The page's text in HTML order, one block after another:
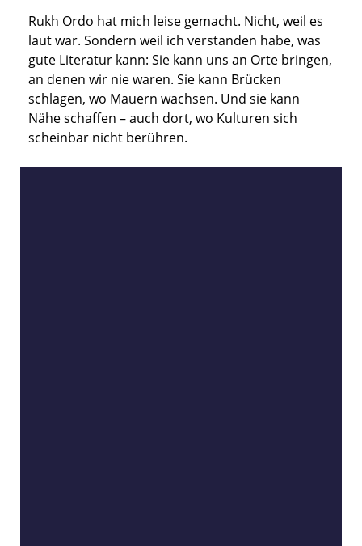
Rukh Ordo hat mich leise gemacht. Nicht, weil es
laut war. Sondern weil ich verstanden habe, was
gute Literatur kann: Sie kann uns an Orte bringen,
an denen wir nie waren. Sie kann Brücken
schlagen, wo Mauern wachsen. Und sie kann
Nähe schaffen – auch dort, wo Kulturen sich
scheinbar nicht berühren.